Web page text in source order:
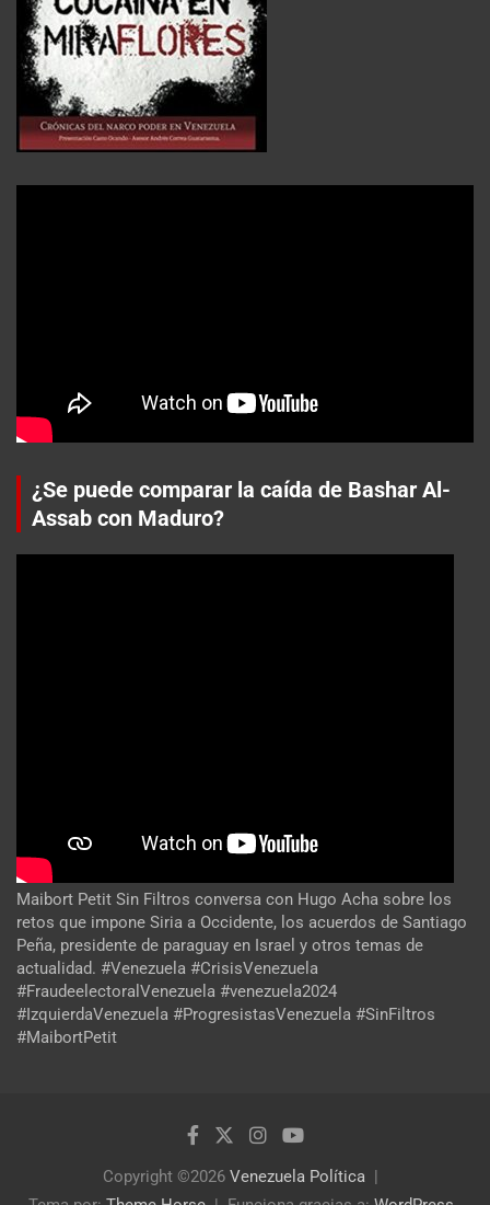
¿Se puede comparar la caída de Bashar Al-
Assab con Maduro?
Maibort Petit Sin Filtros conversa con Hugo Acha sobre los
retos que impone Siria a Occidente, los acuerdos de Santiago
Peña, presidente de paraguay en Israel y otros temas de
actualidad. #Venezuela #CrisisVenezuela
#FraudeelectoralVenezuela #venezuela2024
#IzquierdaVenezuela #ProgresistasVenezuela #SinFiltros
#MaibortPetit
Copyright ©2026 Venezuela Política